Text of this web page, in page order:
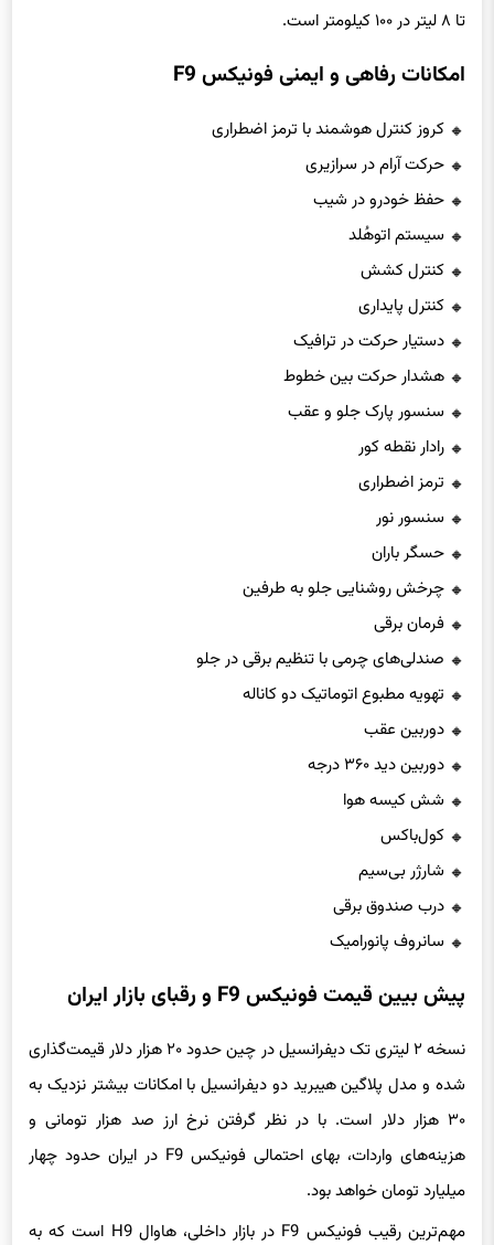
تا ۸ لیتر در ۱۰۰ کیلومتر است.
امکانات رفاهی و ایمنی فونیکس F9
کروز کنترل هوشمند با ترمز اضطراری
حرکت آرام در سرازیری
حفظ خودرو در شیب
سیستم اتوهُلد
کنترل کشش
کنترل پایداری
دستیار حرکت در ترافیک
هشدار حرکت بین خطوط
سنسور پارک جلو و عقب
رادار نقطه کور
ترمز اضطراری
سنسور نور
حسگر باران
چرخش روشنایی جلو به طرفین
فرمان برقی
صندلی‌های چرمی با تنظیم برقی در جلو
تهویه مطبوع اتوماتیک دو کاناله
دوربین عقب
دوربین دید ۳۶۰ درجه
شش کیسه هوا
کول‌باکس
شارژر بی‌سیم
درب صندوق برقی
سانروف پانورامیک
پیش بیین قیمت فونیکس F9 و رقبای بازار ایران
نسخه ۲ لیتری تک دیفرانسیل در چین حدود ۲۰ هزار دلار قیمت‌گذاری
شده و مدل پلاگین هیبرید دو دیفرانسیل با امکانات بیشتر نزدیک به
۳۰ هزار دلار است. با در نظر گرفتن نرخ ارز صد هزار تومانی و
هزینه‌های واردات، بهای احتمالی فونیکس F9 در ایران حدود چهار
میلیارد تومان خواهد بود.
مهم‌ترین رقیب فونیکس F9 در بازار داخلی، هاوال H9 است که به